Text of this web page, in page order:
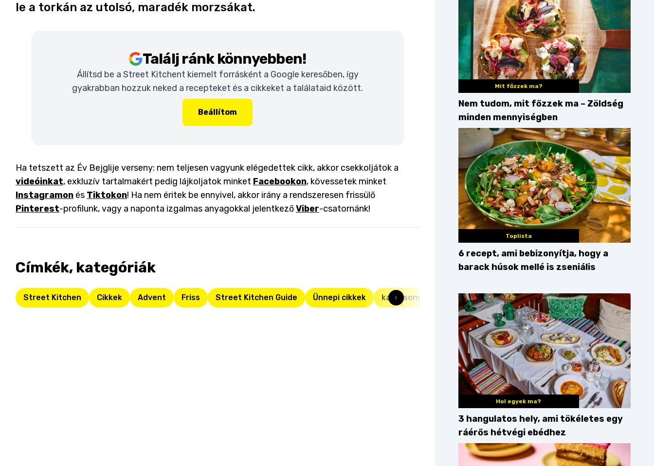
le a torkán az utolsó, maradék morzsákat.
Találj ránk könnyebben!
Állítsd be a Street Kitchent kiemelt forrásként a Google keresőben, így
gyakrabban hozzuk neked a recepteket és a cikkeket a találataid között.
Beállítom
Ha tetszett az Év Bejglije verseny: nem teljesen vagyunk elégedettek cikk, akkor csekkoljátok a
videóinkat, exkluzív tartalmakért pedig lájkoljatok minket Facebookon, kövessetek minket
Instagramon és Tiktokon! Ha nem éritek be ennyivel, akkor irány a rendszeresen frissülő
Pinterest-profilunk, vagy a naponta izgalmas anyagokkal jelentkezőViber-csatornánk!
Címkék, kategóriák
Street Kitchen Cikkek Advent Friss Street Kitchen Guide Ünnepi cikkek karácsony cukrászda diós bejgli mákos bejgli
Mit főzzek ma?
Nem tudom, mit főzzek ma – Zöldség
minden mennyiségben
Toplista
6 recept, ami bebizonyítja, hogy a
barack húsok mellé is zseniális
Hol egyek ma?
3 hangulatos hely, ami tökéletes egy
ráérős hétvégi ebédhez